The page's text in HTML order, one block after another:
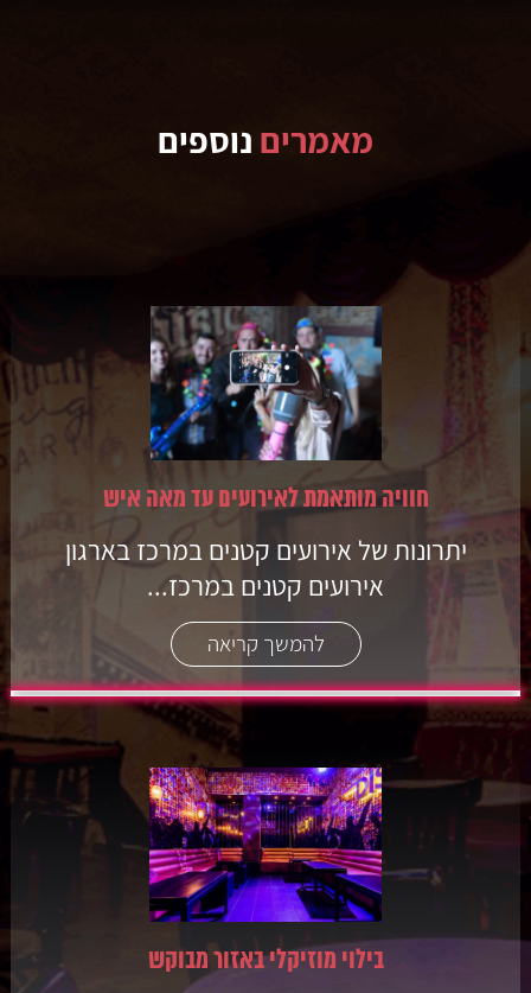
מאמרים נוספים
חוויה מותאמת לאירועים עד מאה איש
יתרונות של אירועים קטנים במרכז בארגון
אירועים קטנים במרכז...
להמשך קריאה
בילוי מוזיקלי באזור מבוקש